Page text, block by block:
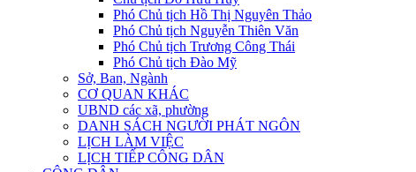
Phó Chủ tịch Hồ Thị Nguyên Thảo
Phó Chủ tịch Nguyễn Thiên Văn
Phó Chủ tịch Trương Công Thái
Phó Chủ tịch Đào Mỹ
Sở, Ban, Ngành
CƠ QUAN KHÁC
UBND các xã, phường
DANH SÁCH NGƯỜI PHÁT NGÔN
LỊCH LÀM VIỆC
LỊCH TIẾP CÔNG DÂN